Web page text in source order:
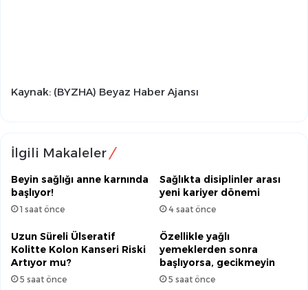
Kaynak: (BYZHA) Beyaz Haber Ajansı
İlgili Makaleler
Beyin sağlığı anne karnında
başlıyor!
1 saat önce
Sağlıkta disiplinler arası
yeni kariyer dönemi
4 saat önce
Uzun Süreli Ülseratif
Kolitte Kolon Kanseri Riski
Artıyor mu?
5 saat önce
Özellikle yağlı
yemeklerden sonra
başlıyorsa, gecikmeyin
5 saat önce